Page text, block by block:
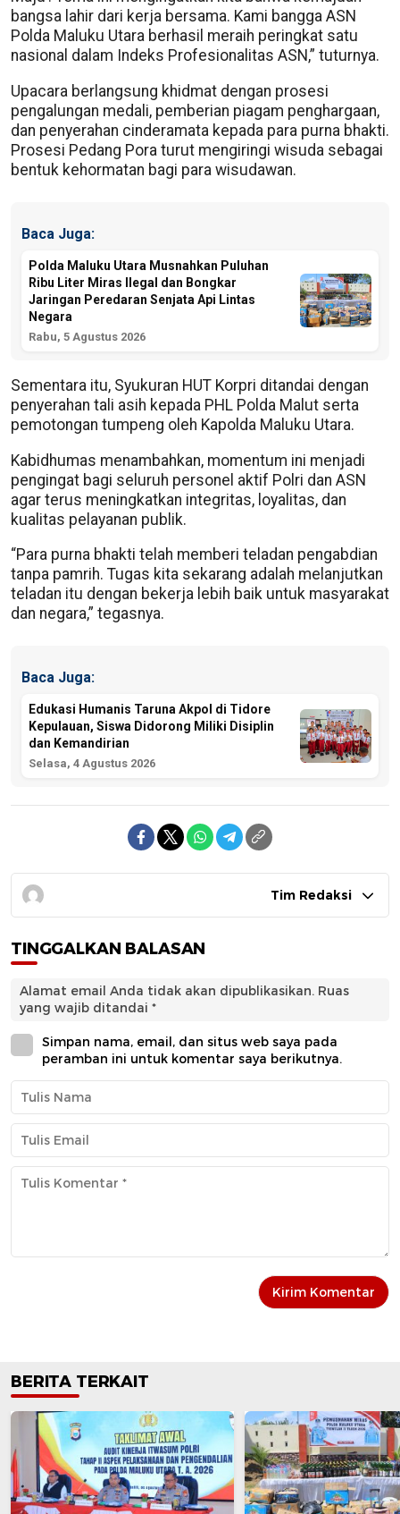
bangsa lahir dari kerja bersama. Kami bangga ASN
Polda Maluku Utara berhasil meraih peringkat satu
nasional dalam Indeks Profesionalitas ASN,” tuturnya.
Upacara berlangsung khidmat dengan prosesi
pengalungan medali, pemberian piagam penghargaan,
dan penyerahan cinderamata kepada para purna bhakti.
Prosesi Pedang Pora turut mengiringi wisuda sebagai
bentuk kehormatan bagi para wisudawan.
Baca Juga:
Polda Maluku Utara Musnahkan Puluhan
Ribu Liter Miras Ilegal dan Bongkar
Jaringan Peredaran Senjata Api Lintas
Negara
Rabu, 5 Agustus 2026
Sementara itu, Syukuran HUT Korpri ditandai dengan
penyerahan tali asih kepada PHL Polda Malut serta
pemotongan tumpeng oleh Kapolda Maluku Utara.
Kabidhumas menambahkan, momentum ini menjadi
pengingat bagi seluruh personel aktif Polri dan ASN
agar terus meningkatkan integritas, loyalitas, dan
kualitas pelayanan publik.
“Para purna bhakti telah memberi teladan pengabdian
tanpa pamrih. Tugas kita sekarang adalah melanjutkan
teladan itu dengan bekerja lebih baik untuk masyarakat
dan negara,” tegasnya.
Baca Juga:
Edukasi Humanis Taruna Akpol di Tidore
Kepulauan, Siswa Didorong Miliki Disiplin
dan Kemandirian
Selasa, 4 Agustus 2026
Tim Redaksi
TINGGALKAN BALASAN
Alamat email Anda tidak akan dipublikasikan. Ruas
yang wajib ditandai *
Simpan nama, email, dan situs web saya pada
peramban ini untuk komentar saya berikutnya.
BERITA TERKAIT